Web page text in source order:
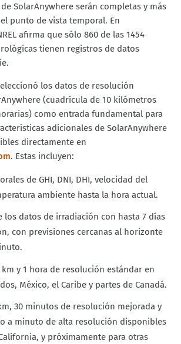
SolarAnywhere serán completas y más
punto de vista temporal. En
afirma que sólo 860 de las 1454
tienen registros de datos
los datos de resolución
(cuadrícula de 10 kilómetros
como entrada fundamental para
adicionales de SolarAnywhere
directamente en
. Estas incluyen:
de GHI, DNI, DHI, velocidad del
ambiente hasta la hora actual.
los datos de irradiación con hasta 7 días
con previsiones cercanas al horizonte
km y 1 hora de resolución estándar en
México, el Caribe y partes de Canadá.
30 minutos de resolución mejorada y
a minuto de alta resolución disponibles
y próximamente para otras